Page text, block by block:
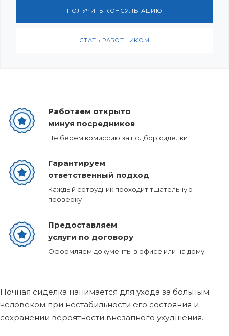
ПОЛУЧИТЬ КОНСУЛЬТАЦИЮ
СТАТЬ РАБОТНИКОМ
Работаем открыто
минуя посредников
Не берем комиссию за подбор сиделки
Гарантируем
ответственный подход
Каждый сотрудник проходит тщательную
проверку
Предоставляем
услуги по договору
Оформляем документы в офисе или на дому
Ночная сиделка нанимается для ухода за больным
человеком при нестабильности его состояния и
сохранении вероятности внезапного ухудшения.